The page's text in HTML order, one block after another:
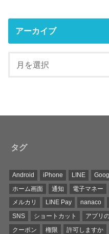
アーカイブ
タグ
Android iPhone LINE
ホーム画面
通知 電子マネー
メルカリ
LINE Pay nanaco
SNS
ショートカット アプリ
クーポン
権限 許可しますか